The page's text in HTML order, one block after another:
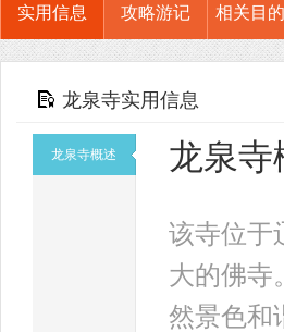
实用信息 攻略游记 相关目
龙泉寺实用信息
龙泉寺概述 龙泉寺
该寺位于
大的佛寺
然景色和